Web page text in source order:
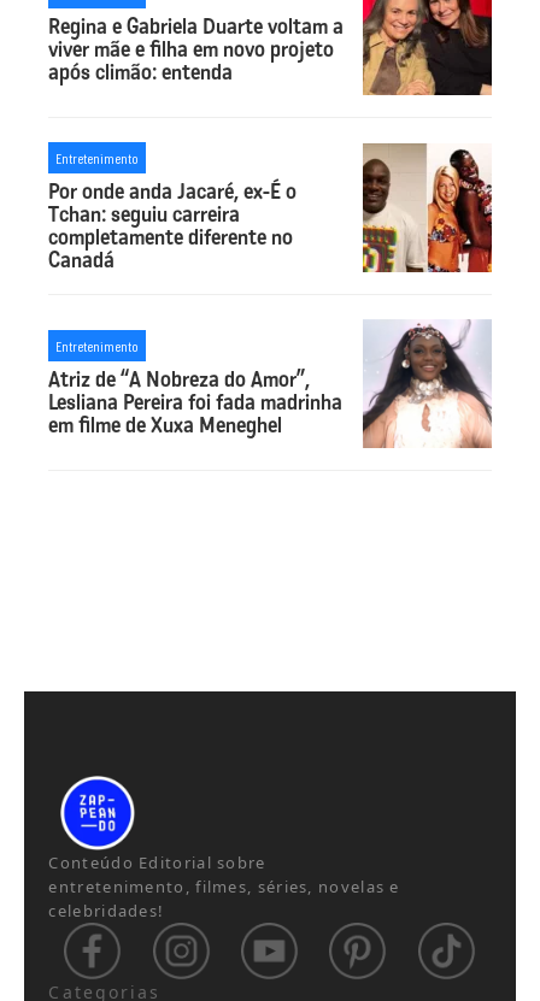
Regina e Gabriela Duarte voltam a
viver mãe e filha em novo projeto
após climão: entenda
Entretenimento
Por onde anda Jacaré, ex-É o
Tchan: seguiu carreira
completamente diferente no
Canadá
Entretenimento
Atriz de “A Nobreza do Amor”,
Lesliana Pereira foi fada madrinha
em filme de Xuxa Meneghel
Conteúdo Editorial sobre
entretenimento, filmes, séries, novelas e
celebridades!
Categorias